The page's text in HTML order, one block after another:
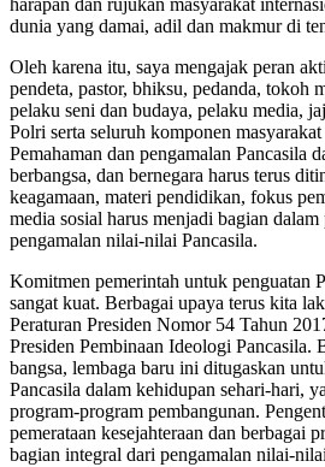
dunia yang damai, adil dan makmur di
Oleh karena itu, saya mengajak peran
pendeta, pastor, bhiksu, pedanda, tokoh
pelaku seni dan budaya, pelaku media,
Polri serta seluruh komponen
Pemahaman dan pengamalan Pancasila
berbangsa, dan bernegara harus terus
keagamaan, materi pendidikan, fokus
media sosial harus menjadi bagian dalam
pengamalan nilai-nilai Pancasila.
Komitmen pemerintah untuk penguatan
sangat kuat. Berbagai upaya terus kita
Peraturan Presiden Nomor 54 Tahun
Presiden Pembinaan Ideologi Pancasila.
bangsa, lembaga baru ini ditugaskan
Pancasila dalam kehidupan sehari-hari,
program-program pembangunan.
pemerataan kesejahteraan dan berbagai
bagian integral dari pengamalan nilai-